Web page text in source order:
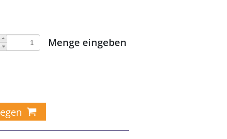
Menge eingeben